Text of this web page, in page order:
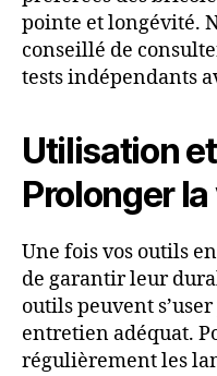
pointe et longévité.
conseillé de
tests indépendants
Utilisation
Prolonger
Une fois vos outils
de garantir leur
outils peuvent
entretien adéquat.
régulièrement les